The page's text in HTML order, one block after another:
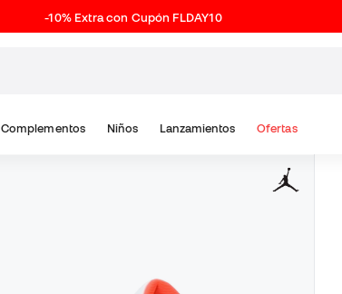
-10% Extra con Cupón FLDAY10
Complementos Niños Lanzamientos Ofertas